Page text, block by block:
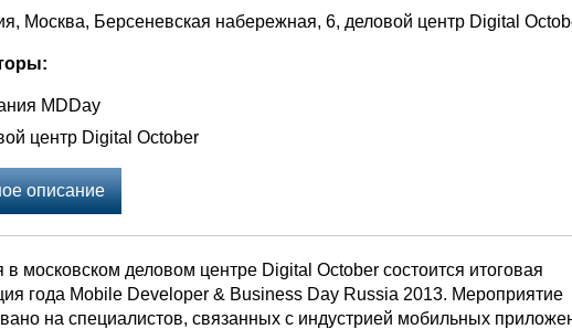
Москва, Берсеневская набережная, 6, деловой центр Digital
MDDay
центр Digital October
описание
в московском деловом центре Digital October состоится итоговая
года Mobile Developer & Business Day Russia 2013. Мероприятие
на специалистов, связанных с индустрией мобильных